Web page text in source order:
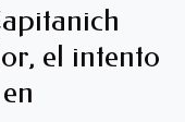
el intento